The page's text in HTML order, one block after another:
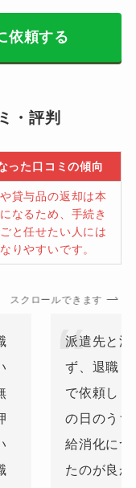
依頼する
・評判
った口コミの傾向
貸与品の返却は本
なるため、手続き
と任せたい人には
りやすいです。
スクロールできます
派遣先と
ず、退職
で依頼し
の日のう
給消化に
たのが良